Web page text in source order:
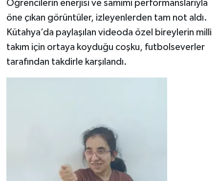
Öğrencilerin enerjisi ve samimi performanslarıyla
öne çıkan görüntüler, izleyenlerden tam not aldı.
Kütahya’da paylaşılan videoda özel bireylerin milli
takım için ortaya koyduğu coşku, futbolseverler
tarafından takdirle karşılandı.
Teknoloji
Vasıta
Vefat Haberleri